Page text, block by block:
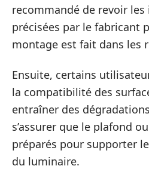
recommandé de revoir
précisées par le fabricant
montage est fait dans les
Ensuite, certains
la compatibilité des
entraîner des
s’assurer que le plafond
préparés pour supporter
du luminaire.